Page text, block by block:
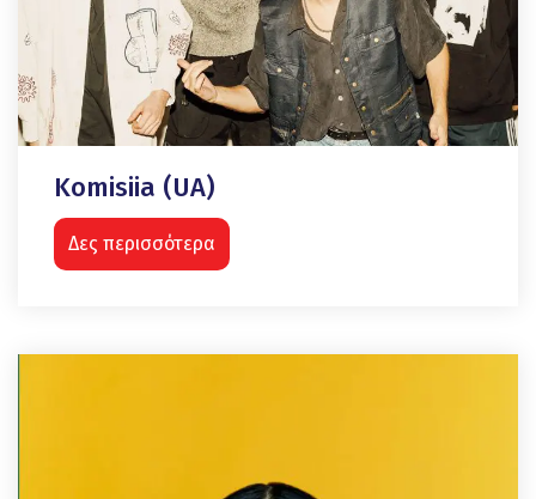
Komisiia (UA)
Δες περισσότερα